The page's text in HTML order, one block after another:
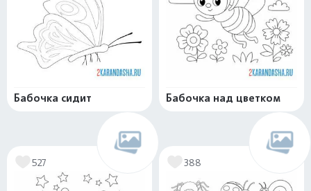
Бабочка сидит Бабочка над цветком
527 388